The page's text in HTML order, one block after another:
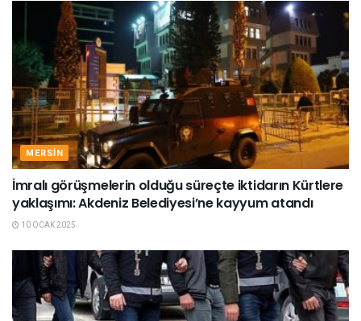
MERSIN
İmralı görüşmelerin olduğu süreçte iktidarın Kürtlere
yaklaşımı: Akdeniz Belediyesi’ne kayyum atandı
10 OCAK 2025